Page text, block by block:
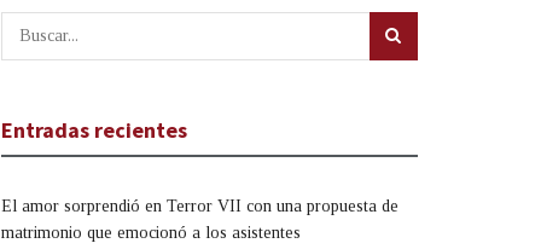
Entradas recientes
El amor sorprendió en Terror VII con una propuesta de
matrimonio que emocionó a los asistentes